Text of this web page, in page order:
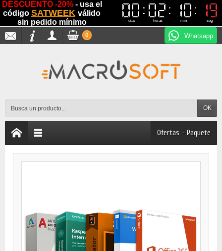
DESCUENTO -20% - usa el
código SATWEEK válido
sin pedido mínimo
00
00
dias
02
02
horas
10
10
min
19
19
seg
Whatsapp
OK
0
Ofertas - Paquete